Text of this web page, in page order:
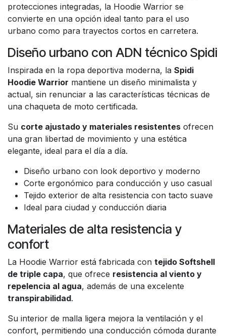
protecciones integradas, la Hoodie Warrior se
convierte en una opción ideal tanto para el uso
urbano como para trayectos cortos en carretera.
Diseño urbano con ADN técnico Spidi
Inspirada en la ropa deportiva moderna, la Spidi
Hoodie Warrior mantiene un diseño minimalista y
actual, sin renunciar a las características técnicas de
una chaqueta de moto certificada.
Su corte ajustado y materiales resistentes ofrecen
una gran libertad de movimiento y una estética
elegante, ideal para el día a día.
Diseño urbano con look deportivo y moderno
Corte ergonómico para conducción y uso casual
Tejido exterior de alta resistencia con tacto suave
Ideal para ciudad y conducción diaria
Materiales de alta resistencia y
confort
La Hoodie Warrior está fabricada con tejido Softshell
de triple capa, que ofrece resistencia al viento y
repelencia al agua, además de una excelente
transpirabilidad.
Su interior de malla ligera mejora la ventilación y el
confort, permitiendo una conducción cómoda durante